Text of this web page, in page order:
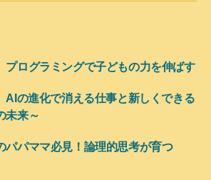
プログラミングで子どもの力を伸ばす
AIの進化で消える仕事と新しくできる
未来～
パパママ必見！論理的思考が育つ